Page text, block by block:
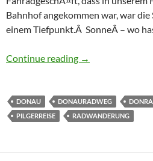
Bahnhof angekommen war, war
einem Tiefpunkt.Â SonneÂ – wo
Continue reading Donauradweg:
→
DONAU DONAURADWEG
PILGERREISE
RADWANDERUNG